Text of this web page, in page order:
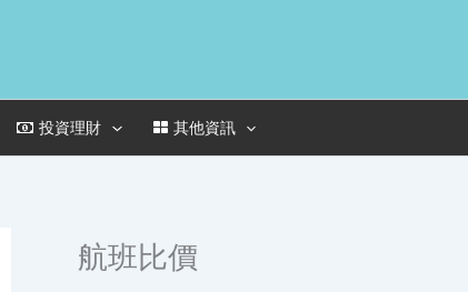
投資理財 其他資訊
航班比價